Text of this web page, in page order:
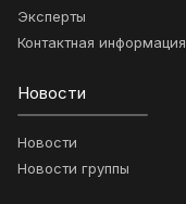
Эксперты
Контактная информация
Новости
Новости
Новости группы